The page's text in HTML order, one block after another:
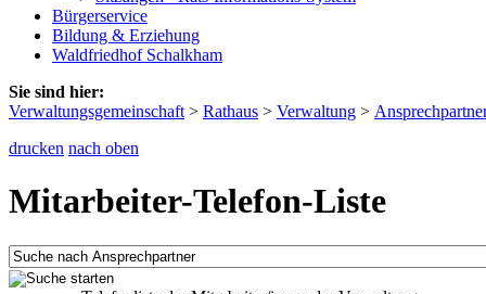
Bürgerservice
Bildung & Erziehung
Waldfriedhof Schalkham
Sie sind hier:
Verwaltungsgemeinschaft > Rathaus > Verwaltung >
drucken nach oben
Mitarbeiter-Telefon-Liste